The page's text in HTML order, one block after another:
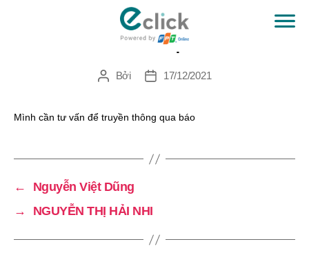
NGUYỄN THỊ HẢI NHI
TácBởi
Ngày17/12/2021
Mình cần tư vấn để truyền thông qua báo
←
Nguyễn Việt Dũng
→
NGUYỄN THỊ HẢI NHI